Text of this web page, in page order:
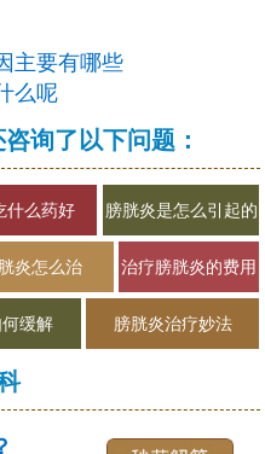
主要有哪些
么呢
询了以下问题：
什么药好 膀胱炎是怎么引起的
炎怎么治 治疗膀胱炎的费用
缓解 膀胱炎治疗妙法